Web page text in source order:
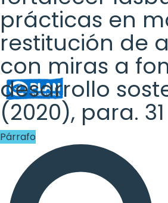
Girls'
rights
are
human
rights:
Positioning
girls
at
prácticas en
restitución de
con miras a
desarrollo
(2020), para. 31
Párrafo